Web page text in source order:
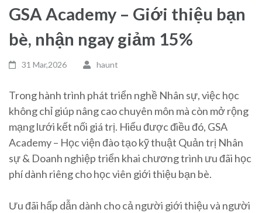
GSA Academy – Giới thiệu bạn
bè, nhận ngay giảm 15%
31 Mar,2026 haunt
Trong hành trình phát triển nghề Nhân sự, việc học
không chỉ giúp nâng cao chuyên môn mà còn mở rộng
mạng lưới kết nối giá trị. Hiểu được điều đó, GSA
Academy – Học viện đào tạo kỹ thuật Quản trị Nhân
sự & Doanh nghiệp triển khai chương trình ưu đãi học
phí dành riêng cho học viên giới thiệu bạn bè.
Ưu đãi hấp dẫn dành cho cả người giới thiệu và người